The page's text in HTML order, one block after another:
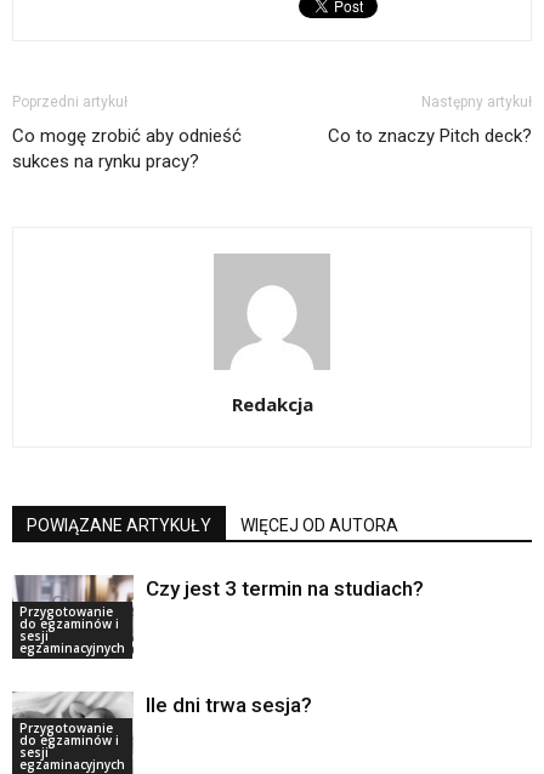
Poprzedni artykuł
Co mogę zrobić aby odnieść
sukces na rynku pracy?
Następny artykuł
Co to znaczy Pitch deck?
Redakcja
POWIĄZANE ARTYKUŁY WIĘCEJ OD AUTORA
Przygotowanie
do egzaminów i
sesji
egzaminacyjnych
Czy jest 3 termin na studiach?
Przygotowanie
do egzaminów i
sesji
egzaminacyjnych
Ile dni trwa sesja?